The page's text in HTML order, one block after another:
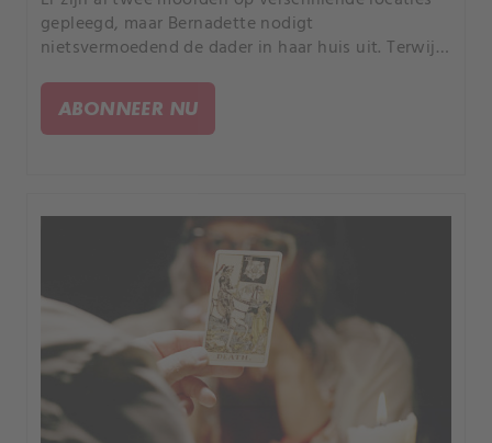
gepleegd, maar Bernadette nodigt
nietsvermoedend de dader in haar huis uit. Terwijl
kennen, is de moordenaar op zoek naar een nieuw
slachtoffer.
ABONNEER NU